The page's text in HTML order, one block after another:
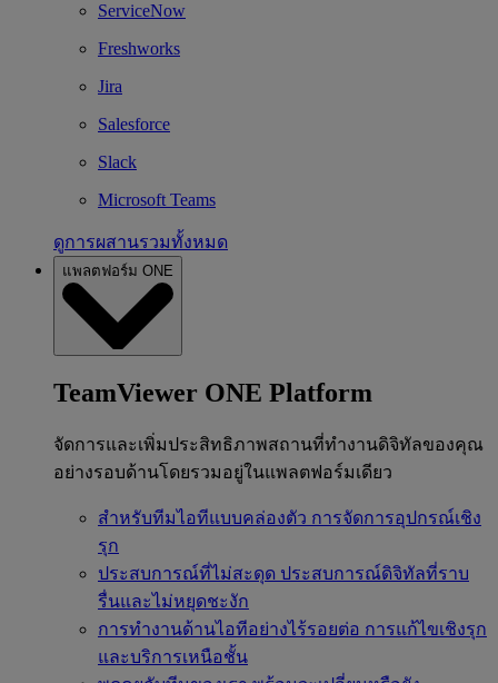
ServiceNow
Freshworks
Jira
Salesforce
Slack
Microsoft Teams
ดูการผสานรวมทั้งหมด
แพลตฟอร์ม ONE
TeamViewer ONE Platform
จัดการและเพิ่มประสิทธิภาพสถานที่ทำงานดิจิทัลของคุณ
อย่างรอบด้านโดยรวมอยู่ในแพลตฟอร์มเดียว
สำหรับทีมไอทีแบบคล่องตัว การจัดการอุปกรณ์เชิง
รุก
ประสบการณ์ที่ไม่สะดุด ประสบการณ์ดิจิทัลที่ราบ
รื่นและไม่หยุดชะงัก
การทำงานด้านไอทีอย่างไร้รอยต่อ การแก้ไขเชิงรุก
และบริการเหนือชั้น